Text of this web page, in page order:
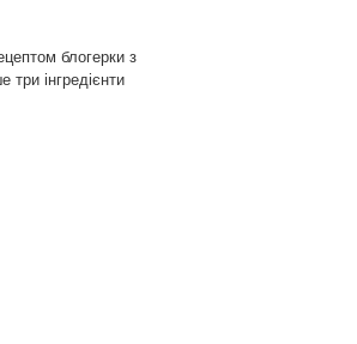
блогерки з
три інгредієнти